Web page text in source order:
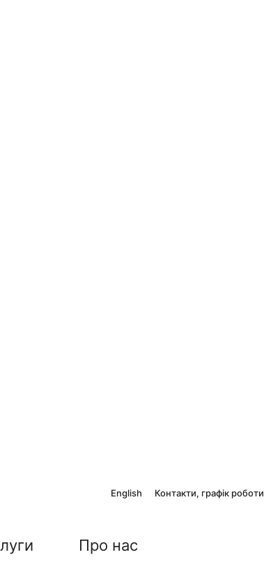
English Контакти, графік роботи
Про нас